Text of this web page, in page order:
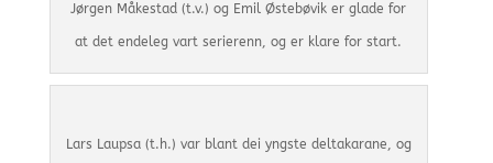
Jørgen Måkestad (t.v.) og Emil Østebøvik er glade for
at det endeleg vart serierenn, og er klare for start.
Lars Laupsa (t.h.) var blant dei yngste deltakarane, og